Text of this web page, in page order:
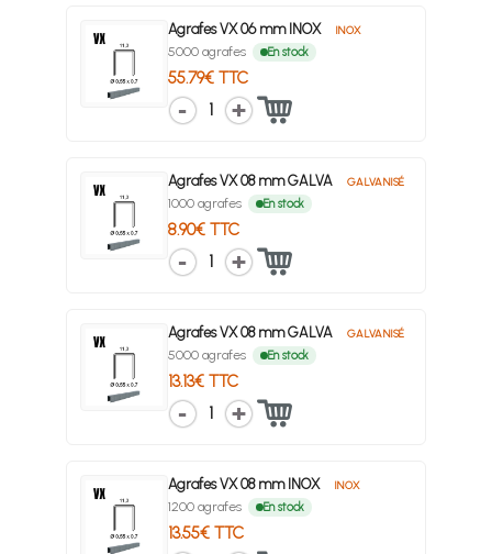
Agrafes VX 06 mm INOX INOX
5000 agrafes En stock
55.79€ TTC
1
Agrafes VX 08 mm GALVA GALVANISÉ
1000 agrafes En stock
8.90€ TTC
1
Agrafes VX 08 mm GALVA GALVANISÉ
5000 agrafes En stock
13.13€ TTC
1
Agrafes VX 08 mm INOX INOX
1200 agrafes En stock
13.55€ TTC